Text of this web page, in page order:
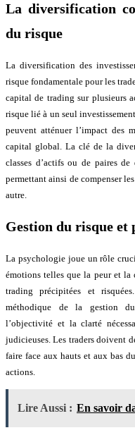
La diversification
du risque
La diversification des
risque fondamentale pour les
capital de trading sur plusieurs
risque lié à un seul
peuvent atténuer l’impact des
capital global. La clé de la
classes d’actifs ou de paires
permettant ainsi de compenser
autre.
Gestion du risque et
La psychologie joue un rôle
émotions telles que la peur et la
trading précipitées et
méthodique de la gestion
l’objectivité et la clarté
judicieuses. Les traders doivent
faire face aux hauts et aux bas
actions.
Lire Aussi : En savoir